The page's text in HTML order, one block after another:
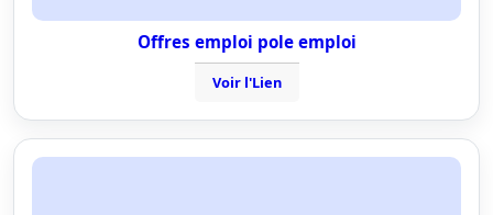
Offres emploi pole emploi
Voir l'Lien